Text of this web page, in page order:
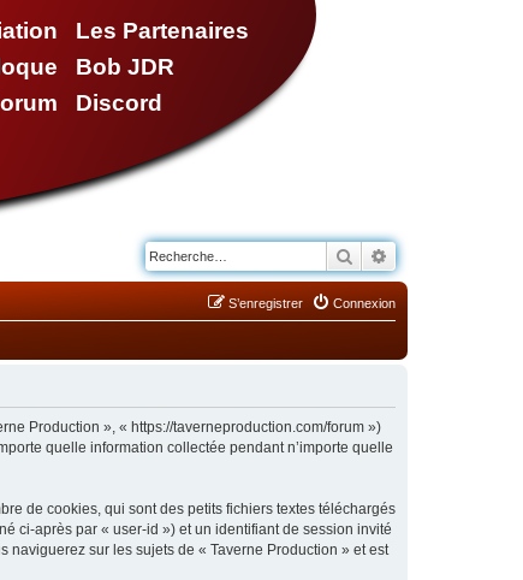
Les Partenaires
Bob JDR
Discord
Rechercher
Connexion
S’enregistrer
Production », « https://taverneproduction.com/forum »)
quelle information collectée pendant n’importe quelle
de cookies, qui sont des petits fichiers textes téléchargés
ci-après par « user-id ») et un identifiant de session invité
sur les sujets de « Taverne Production » et est